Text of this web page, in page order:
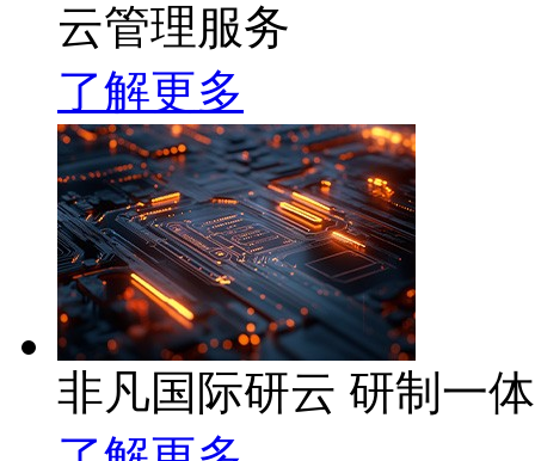
云管理服务
了解更多
非凡国际研云 研制一